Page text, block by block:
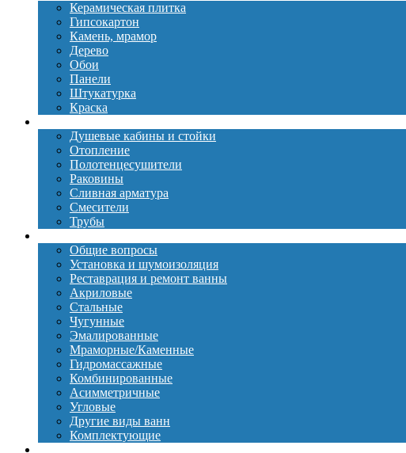
Керамическая плитка
Гипсокартон
Камень, мрамор
Дерево
Обои
Панели
Штукатурка
Краска
Душевые кабины и стойки
Отопление
Полотенцесушители
Раковины
Сливная арматура
Смесители
Трубы
Общие вопросы
Установка и шумоизоляция
Реставрация и ремонт ванны
Акриловые
Стальные
Чугунные
Эмалированные
Мраморные/Каменные
Гидромассажные
Комбинированные
Асимметричные
Угловые
Другие виды ванн
Комплектующие